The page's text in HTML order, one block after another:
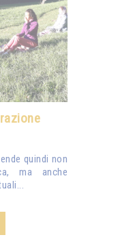
quindi non
ma anche